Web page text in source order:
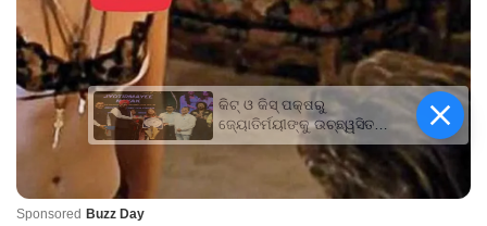
କିଟ୍‍ ଓ କିସ୍‍ ପକ୍ଷରୁ
ଜ୍ୟୋତିର୍ମୟୀଙ୍କୁ ଉଚ୍ଛ୍ୱସିତ
ସମ୍ବର୍ଦ୍ଧନା; ୫ଲକ୍ଷ ଟଙ୍କାର
ପ୍ରୋତ୍ସାହନ ରାଶି ପ୍ରଦାନ